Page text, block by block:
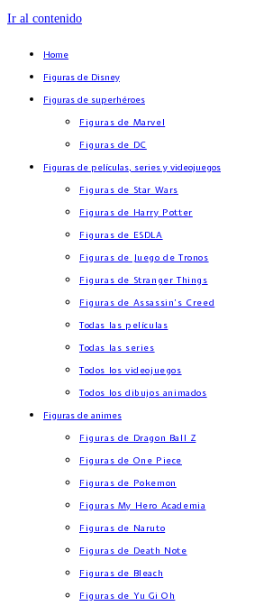
Ir al contenido
Home
Figuras de Disney
Figuras de superhéroes
Figuras de Marvel
Figuras de DC
Figuras de películas, series y videojuegos
Figuras de Star Wars
Figuras de Harry Potter
Figuras de ESDLA
Figuras de Juego de Tronos
Figuras de Stranger Things
Figuras de Assassin’s Creed
Todas las películas
Todas las series
Todos los videojuegos
Todos los dibujos animados
Figuras de animes
Figuras de Dragon Ball Z
Figuras de One Piece
Figuras de Pokemon
Figuras My Hero Academia
Figuras de Naruto
Figuras de Death Note
Figuras de Bleach
Figuras de Yu Gi Oh